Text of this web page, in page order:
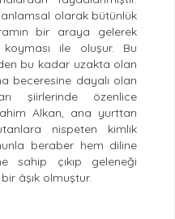
anlamsal olarak bütünlük
bir araya gelerek
ile oluşur. Bu
bu kadar uzakta olan
beceresine dayalı olan
şiirlerinde özenlice
Alkan, ana yurttan
nispeten kimlik
beraber hem diline
sahip çıkıp geleneği
âşık olmuştur.